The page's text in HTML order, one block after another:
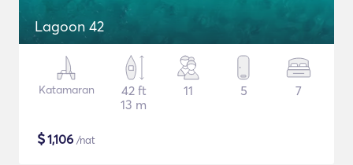
Lagoon 42
Katamaran
42 ft
13 m
11 5 7
$1,106 /nat